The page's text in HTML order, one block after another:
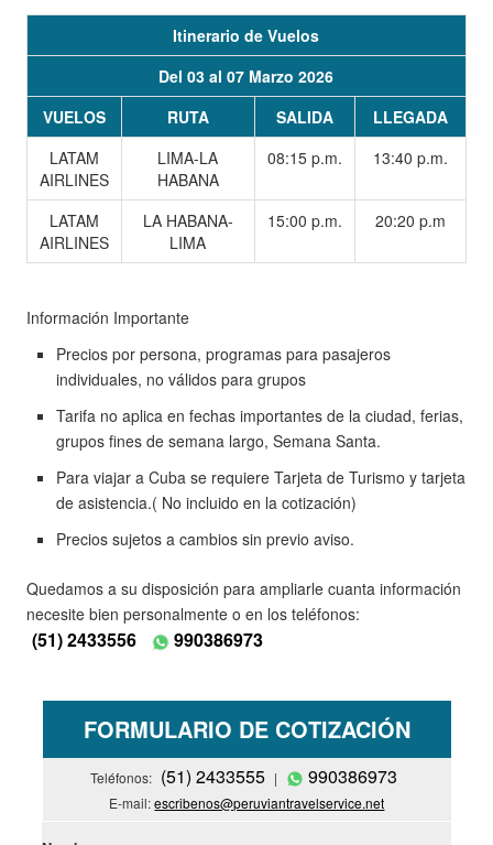
Itinerario de Vuelos
Del 03 al 07 Marzo 2026
VUELOS
RUTA SALIDA
LLEGADA
LATAM
AIRLINES
LIMA-LA
HABANA
08:15 p.m. 13:40 p.m.
LATAM
AIRLINES
LA HABANA-
LIMA
15:00 p.m. 20:20 p.m
Información Importante
Precios por persona, programas para pasajeros
individuales, no válidos para grupos
Tarifa no aplica en fechas importantes de la ciudad, ferias,
grupos fines de semana largo, Semana Santa.
Para viajar a Cuba se requiere Tarjeta de Turismo y tarjeta
de asistencia.( No incluido en la cotización)
Precios sujetos a cambios sin previo aviso.
Quedamos a su disposición para ampliarle cuanta información
necesite bien personalmente o en los teléfonos:
(51) 2433556 990386973
FORMULARIO DE COTIZACIÓN
Teléfonos: (51) 2433555 | 990386973
E-mail:escribenos@peruviantravelservice.net